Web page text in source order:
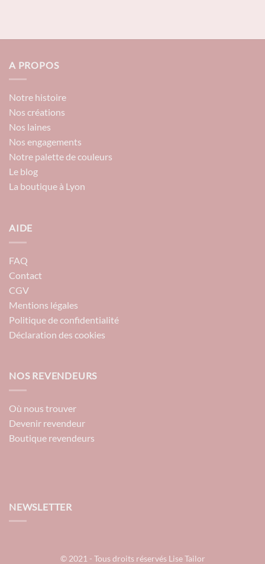
A PROPOS
Notre histoire
Nos créations
Nos laines
Nos engagements
Notre palette de couleurs
Le blog
La boutique à Lyon
AIDE
FAQ
Contact
CGV
Mentions légales
Politique de confidentialité
Déclaration des cookies
NOS REVENDEURS
Où nous trouver
Devenir revendeur
Boutique revendeurs
NEWSLETTER
© 2021 - Tous droits réservés Lise Tailor